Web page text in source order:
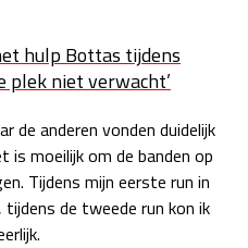
27 - 29 nov
za 19:00 - 20:00
zo 17:00 - 19:00
hulp Bottas tijdens
plek niet verwacht’
de anderen vonden duidelijk
is moeilijk om de banden op
Tijdens mijn eerste run in
de tweede run kon ik